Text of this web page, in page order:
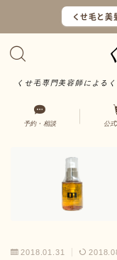
くせ毛と美
くせ毛専門美容師による
口コミ一覧
オンラインショッ
サイトマップ
予約・相談 公
2018.01.31